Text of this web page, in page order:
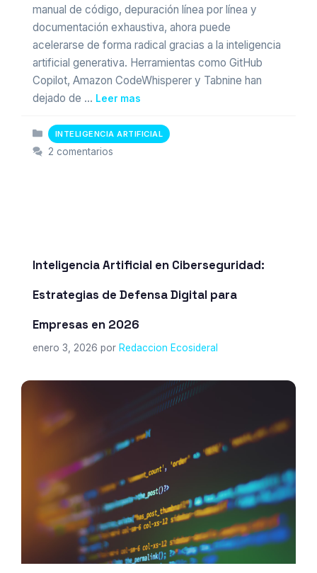
manual de código, depuración línea por línea y
documentación exhaustiva, ahora puede
acelerarse de forma radical gracias a la inteligencia
artificial generativa. Herramientas como GitHub
Copilot, Amazon CodeWhisperer y Tabnine han
dejado de … Leer mas
Categorias
INTELIGENCIA ARTIFICIAL
2 comentarios
Inteligencia Artificial en Ciberseguridad:
Estrategias de Defensa Digital para
Empresas en 2026
enero 3, 2026 por Redaccion Ecosideral